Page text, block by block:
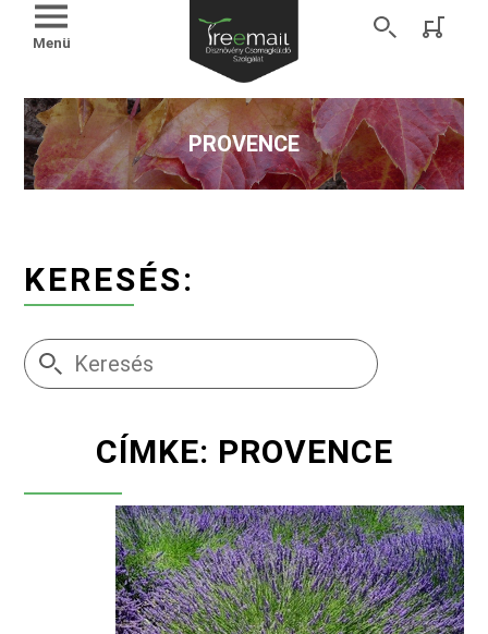
Menü
PROVENCE
KERESÉS:
CÍMKE: PROVENCE